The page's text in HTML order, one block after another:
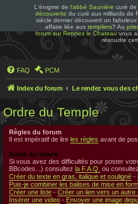
L'énigme de l'abbé Saunière curé de
découverte du curé aux milliards de
siècle dernier découvert un fabuleux
affaire liée aux templiers? Au
forum sur Rennes le Chateauvous
résoudre
FAQ PCM
Index du forum Le rendez vous des
Ordre du Temple
Règles du forum
Il est impératif de lire les règles avant de
Aides du forum
Si vous avez des difficultés pour poster
BBcodes...) consultez la F.A.Q. ou consultez
Créer du texte en gras, italique et souligné -
Puis-je combiner les balises de mise en
Créer une liste - Créer un lien vers un autre
Insérer une video - Envoyer une image